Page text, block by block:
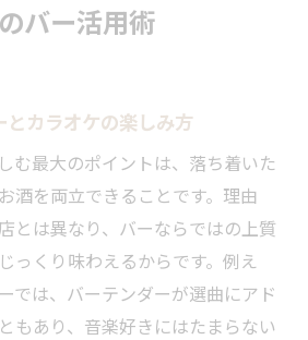
バー活用術
カラオケの楽しみ方
む最大のポイントは、落ち着いた
酒を両立できることです。理由
とは異なり、バーならではの上質
っくり味わえるからです。例え
では、バーテンダーが選曲にアド
もあり、音楽好きにはたまらない